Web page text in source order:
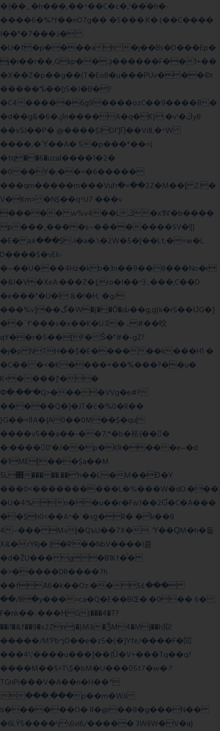
�{��_�h���,��^��C�c�,'��ͦ�h�-
����6�%?f��nO7 g�� �S���:K�.(��C����
I��"�7 ���ڎ�
�U�f�p����ah �j��Bs�D���Ep�
j�i��r��,Gkp��.ҙ������F��1+��
�X��Z�p��g��(T�Eo8�u���PUv���©r
�����"ҍ��|)5�J�B�?
�C4�����6g9����ozC��9����8�
�d��g&�6�ڮn����A�q�K}.�v'�ڭy8
��x5J��P� @����$JDI']Ƞ��VdL�^W
����,�Ύ��A� 5�p���*��=(
�tԛ��6�uzaІ����1�2�
�0��Y�;��<�6�����
���qm�����m���Vuհ�=��2Z�M��ɭ Z.�
V�Km> �N$��q^U7 ���v
����� w%v4��Lڭ�x1N'�b����
p���˿����s~��������SV�![|
�E� a٨���$˖I�a�.\�2W�5�[��Lt;�=w�L
D����$�vEk-
�~��U���4Hz�kb�3n��9��8���No�r
�&I�V�XeA:���Z�{;ro�I��^3 ,���;C��D
�e���"�U�ǀ &�!�H, �g/
���%v]��گ�W�(�̟�Õ�Ԃ��g,g}k�r5��ĲG�]
��`f'���s�x��K�U.ʬ�ۃ#��旼
qY��r�5��[F� Ŝ�"#�-gZ?
�j�p NTH��$�E������k���H1 �
�C�� �<�K����+��%���?��u�
K<����]'��
Փ�:��'�Q>����VVg�e#?
�����Q�]�JT�݁c�%0�R��
}G��˂IŀA�{A0��0M��$�qu|
����v5��a��-��7;*�b�裕{���ً
�:����0'�J��p�KR����e~�d
�1ME[���$a��M
5L΋�����.��'h��L�M��Ɖ�Y
���0˂����������L�%���W�dO.���
�U�4%n��u��r�Fw1��2Ɠ�C�A���
��$h0<��A^�ʿ�sƍ�R� �͗k��8
4~��� Mv|�QъU��7X�. 'Ү��ԚM�h�돝
X&�.rYRj�.{�R'��NbV����I쯆
�d�ŽU��� g�B1Kf�̈́�
�>�����DR����7h
��fA6�k��Oz:��S٤���
��/8�y���=ca�Q�E��BŒ�.�0�� 6�
F�nk��ۦ���ҢG(���4�T?
��i1�&f��9�x2Zn)�}M3i�ǮM4�M|��h拟!
�����/M'Pb^jO��e�z5�(�]Yfe/����F�閦
���4\'����u���]��{Ȕ�V+���Tq��q?
����M��S>T\$�bM�U���05t7�w�.?
TGnPi���V�A��n�H��ᐣ
:���.���p��m�WJi
ѕ������O� R�@��8�g���N��
�6LŸ5����\\6vi6/����� 3WěW�V�a}